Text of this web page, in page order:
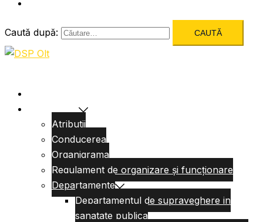
Caută după:
Atributii
Conducerea
Organigrama
Regulament de organizare și funcționare
Departamente
Departamentul de supraveghere in
sanatate publica